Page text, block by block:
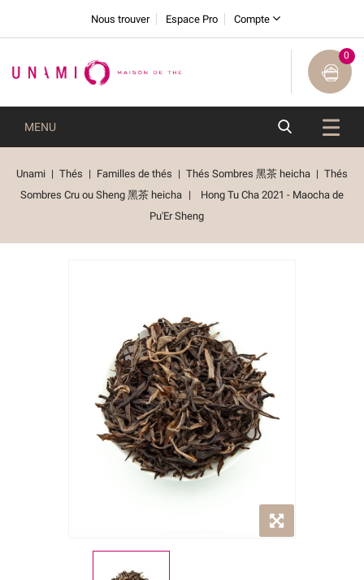
Nous trouver Espace Pro Compte
0
MENU
Unami Thés Familles de thés Thés Sombres 黑茶 heicha
Thés
Sombres Cru ou Sheng 黑茶 heicha
Hong Tu Cha 2021 - Maocha de
Pu'Er Sheng